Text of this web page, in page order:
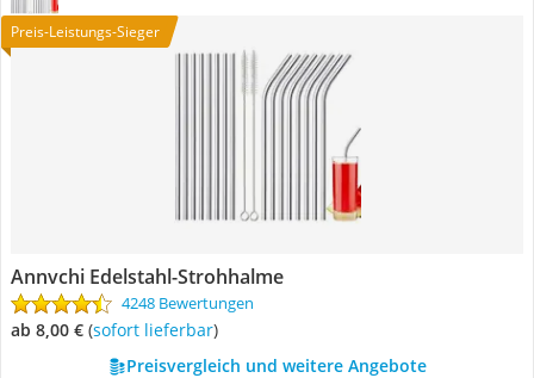
Preis-Leistungs-Sieger
Annvchi Edelstahl-Strohhalme
4248 Bewertungen
ab 8,00 € ( Sofort lieferbar)
Preisvergleich und weitere Angebote